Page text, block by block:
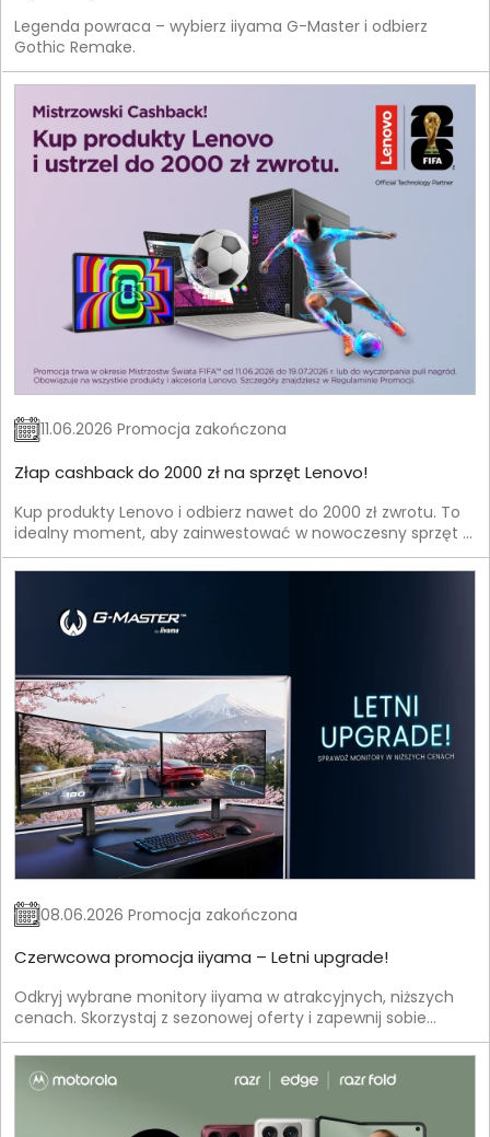
Legenda powraca – wybierz iiyama G-Master i odbierz
Gothic Remake.
11.06.2026 Promocja zakończona
Złap cashback do 2000 zł na sprzęt Lenovo!
Kup produkty Lenovo i odbierz nawet do 2000 zł zwrotu. To
idealny moment, aby zainwestować w nowoczesny sprzęt —
laptop, komputer lub akcesoria — i jednocześnie
zaoszczędzić.
08.06.2026 Promocja zakończona
Czerwcowa promocja iiyama – Letni upgrade!
Odkryj wybrane monitory iiyama w atrakcyjnych, niższych
cenach. Skorzystaj z sezonowej oferty i zapewnij sobie
jeszcze lepszą jakość obrazu w korzystnych warunkach.